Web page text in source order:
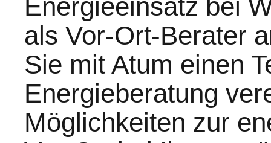
Energieeinsatz bei
als Vor-Ort-Berater
Sie mit Atum einen
Energieberatung
Möglichkeiten zur